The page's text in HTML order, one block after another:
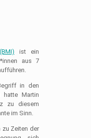
ist ein
aus 7
in den
hatte Martin
zu diesem
im Sinn.
zu Zeiten der